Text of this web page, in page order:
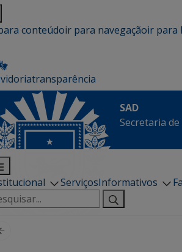
conteúdoir para navegaçãoir para
transparência
SAD
Secretaria
ServiçosInformativos